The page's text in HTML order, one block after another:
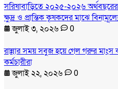
সরিষাবাড়িতে ২০২৫-২০২৬ অর্থবছরের
ক্ষুদ্র ও প্রান্তিক কৃষকদের মাঝে
জুলাই ৩, ২০২৬
0
রান্নার সময় সবুজ হয়ে গেল গরুর মাংস
কর্মচারীরা
জুলাই ২২, ২০২৬
0